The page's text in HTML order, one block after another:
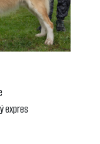
expres